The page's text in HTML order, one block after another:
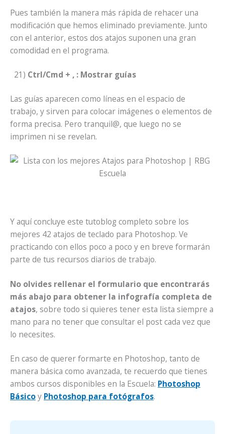
Pues también la manera más rápida de rehacer una
modificación que hemos eliminado previamente. Junto
con el anterior, estos dos atajos suponen una gran
comodidad en el programa.
21) Ctrl/Cmd + , : Mostrar guías
Las guías aparecen como líneas en el espacio de
trabajo, y sirven para colocar imágenes o elementos de
forma precisa. Pero tranquil@, que luego no se
imprimen ni se revelan.
Y aquí concluye este tutoblog completo sobre los
mejores 42 atajos de teclado para Photoshop. Ve
practicando con ellos poco a poco y en breve formarán
parte de tus recursos diarios de trabajo.
No olvides rellenar el formulario que encontrarás
más abajo para obtener la infografía completa de
atajos, sobre todo si quieres tener esta lista siempre a
mano para no tener que consultar el post cada vez que
lo necesites.
En caso de querer formarte en Photoshop, tanto de
manera básica como avanzada, te recuerdo que tienes
ambos cursos disponibles en la Escuela: Photoshop
Básicoy Photoshop para fotógrafos.